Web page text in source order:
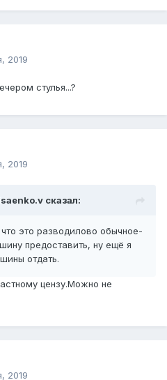
2019
стулья...?
2019
сказал:
это разводилово обычное-
предоставить, ну ещё я
отдать.
цензу.Можно не
2019